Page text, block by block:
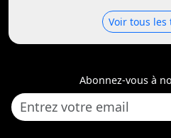
Voir tous les
Abonnez-vous à